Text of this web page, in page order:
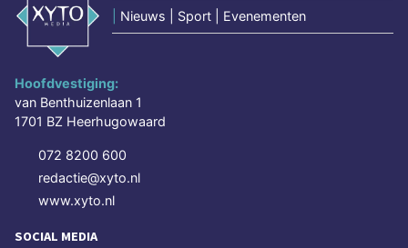
Nieuws | Sport | Evenementen
Hoofdvestiging:
van Benthuizenlaan 1
1701 BZ Heerhugowaard
072 8200 600
redactie@xyto.nl
www.xyto.nl
SOCIAL MEDIA